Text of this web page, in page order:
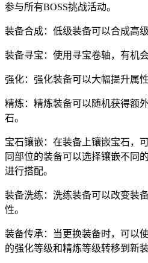
参与所有BOSS挑战活动。
装备合成：低级装备可以合成高
装备寻宝：使用寻宝卷轴，有机
强化：强化装备可以大幅提升属
精炼：精炼装备可以随机获得额
石。
宝石镶嵌：在装备上镶嵌宝石，
同部位的装备可以选择镶嵌不同
进行搭配。
装备洗练：洗练装备可以改变装
性。
装备传承：当更换装备时，可以
的强化等级和精炼等级转移到新